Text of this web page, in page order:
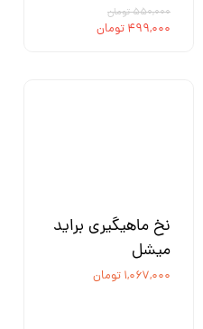
۵۵۰,۰۰۰ تومان
۴۹۹,۰۰۰ تومان
نخ ماهیگیری براید
میشل
۱,۰۶۷,۰۰۰ تومان